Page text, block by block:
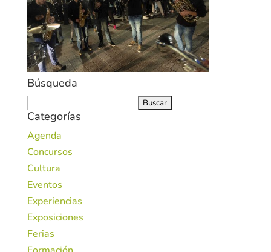
Búsqueda
Categorías
Agenda
Concursos
Cultura
Eventos
Experiencias
Exposiciones
Ferias